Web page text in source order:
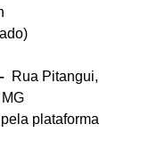
Rua Pitangui,
plataforma